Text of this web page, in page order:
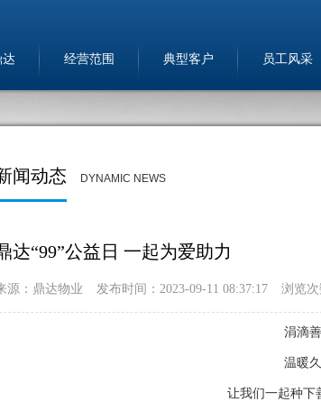
达 经营范围 典型客户 员工风采
闻动态 DYNAMIC NEWS
达“99”公益日 一起为爱助力
源：鼎达物业 发布时间：2023-09-11 08:37:17 浏览次
涓滴
温暖
让我们一起种下